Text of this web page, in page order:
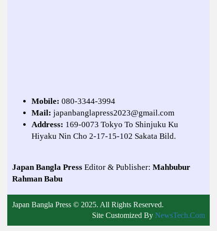
Mobile: 080-3344-3994
Mail: japanbanglapress2023@gmail.com
Address: 169-0073 Tokyo To Shinjuku Ku
Hiyaku Nin Cho 2-17-15-102 Sakata Bild.
Japan Bangla Press Editor & Publisher: Mahbubur
Rahman Babu
Japan Bangla Press © 2025. All Rights Reserved.
Site Customized By NewsTech.Com